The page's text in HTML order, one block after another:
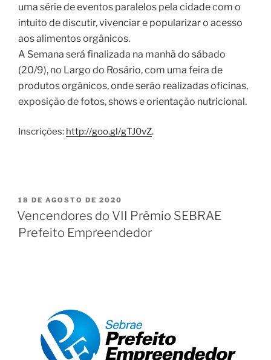
uma série de eventos paralelos pela cidade com o
intuito de discutir, vivenciar e popularizar o acesso
aos alimentos orgânicos.
A Semana será finalizada na manhã do sábado
(20/9), no Largo do Rosário, com uma feira de
produtos orgânicos, onde serão realizadas oficinas,
exposição de fotos, shows e orientação nutricional.
Inscrições: http://goo.gl/gTJ0vZ.
18 DE AGOSTO DE 2020
Vencendores do VII Prêmio SEBRAE
Prefeito Empreendedor